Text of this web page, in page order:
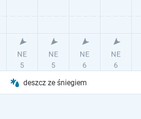
deszcz ze śniegiem